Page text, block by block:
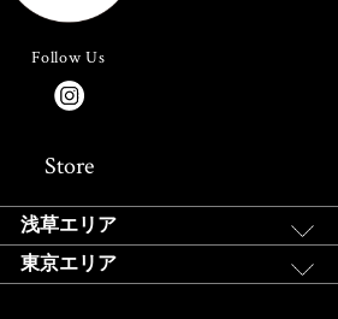
Follow Us
Store
浅草エリア
東京エリア